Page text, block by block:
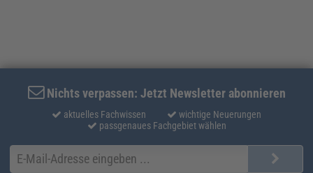
Nichts verpassen: Jetzt Newsletter abonnieren
aktuelles Fachwissen
wichtige Neuerungen
passgenaues Fachgebiet wählen